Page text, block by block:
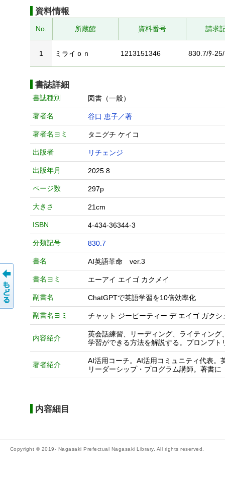
資料情報
No. 所蔵館 資料番号 請求
1 ミライｏｎ 1213151346 830.7/ﾀ-25/
書誌詳細
書誌種別 図書（一般）
著者名 谷口 恵子／著
著者名ヨミ タニグチ ケイコ
出版者 リチェンジ
出版年月 2025.8
ページ数 297p
大きさ 21cm
ISBN 4-434-36344-3
分類記号 830.7
書名 AI英語革命 ver.3
書名ヨミ エーアイ エイゴ カクメイ
副書名 ChatGPTで英語学習を10倍効率化
副書名ヨミ チャット ジーピーティー デ エイゴ ガク
内容紹介
英会話練習、リーディング、ライティン
学習ができる方法を解説する。プロンプ
著者紹介
AI活用コーチ。AI活用コミュニティ代表
リーダーシップ・プログラム講師。著書
内容細目
Copyright © 2019- Nagasaki Prefectual Nagasaki Library. All rights reserved.